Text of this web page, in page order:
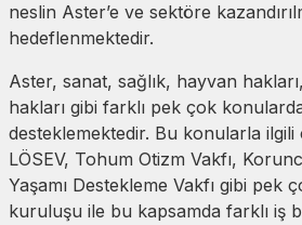
neslin Aster’e ve sektöre
hedeflenmektedir.
Aster, sanat, sağlık, hayvan
hakları gibi farklı pek çok
desteklemektedir. Bu konularla ilgili
LÖSEV, Tohum Otizm Vakfı,
Yaşamı Destekleme Vakfı gibi pek
kuruluşu ile bu kapsamda farklı iş